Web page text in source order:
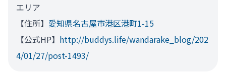
エリア
【住所】 愛知県名古屋市港区港町1-15
【公式HP】 http://buddys.life/wandarake_blog/202
4/01/27/post-1493/